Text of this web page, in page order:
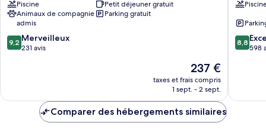
Boothbay
Harbor
Piscine
Petit déjeuner gratuit
Animaux de compagnie
admis
Parking gratuit
9.2
sur
9,2 Merveilleux
231 avis
Le
nouveau
prix
de
237 €
taxes et frais compris
1 sept. - 2 sept.
Inn
Point
8.8
sur
8,8
598
Comparer des hébergements similaires